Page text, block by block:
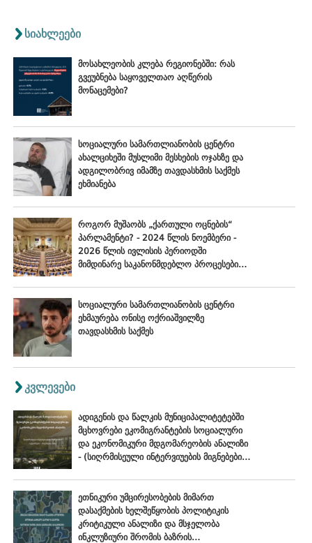
სიახლეები
მოსახლეობის კლება რეგიონებში: რას
გვეუბნება საყოველთაო აღწერის
მონაცემები?
სოციალური სამართლიანობის ცენტრი
ახალციხეში მუსლიმი მესხების ოჯახზე და
ადგილობრივ იმამზე თავდასხმის საქმეს
ეხმიანება
როგორ მუშაობს „ქართული ოცნების“
პარლამენტი? - 2024 წლის ნოემბერი -
2026 წლის ივლისის პერიოდში
მიმდინარე საკანონმდებლო პროცესების
სოციალური სამართლიანობის ცენტრი
ეხმაურება ონისე ოქრიაშვილზე
თავდასხმის საქმეს
კვლევები
ადიგენის და წალკის მუნიციპალიტეტებში
მცხოვრები ეკომიგრანტების სოციალური
და ეკონომიკური მდგომარეობის ანალიზი
- (სიღრმისეული ინტერვიუების მიგნებები),
ეთნიკური უმცირესობების მიმართ
დასაქმების ხელშეწყობის პოლიტიკის
კრიტიკული ანალიზი და მსჯელობა
ინკლუზიური შრომის ბაზრის